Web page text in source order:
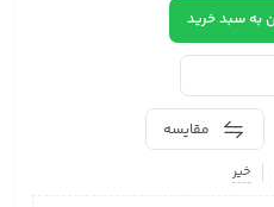
به سبد خرید
مقایسه
خیر